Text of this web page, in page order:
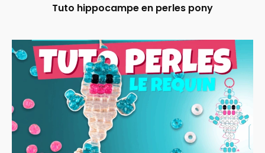
Tuto hippocampe en perles pony